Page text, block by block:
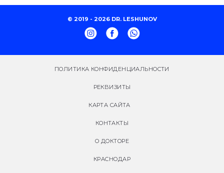
© 2019 - 2026 DR. LESHUNOV
ПОЛИТИКА КОНФИДЕНЦИАЛЬНОСТИ
РЕКВИЗИТЫ
КАРТА САЙТА
КОНТАКТЫ
О ДОКТОРЕ
КРАСНОДАР